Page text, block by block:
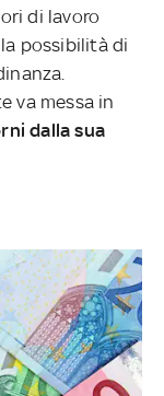
di lavoro
possibilità di
va messa in
dalla sua